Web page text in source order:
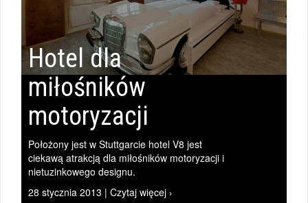
Hotel dla
miłośników
motoryzacji
Położony jest w Stuttgarcie hotel V8 jest
ciekawą atrakcją dla miłośników motoryzacji i
nietuzinkowego designu.
28 stycznia 2013 | Czytaj więcej ›